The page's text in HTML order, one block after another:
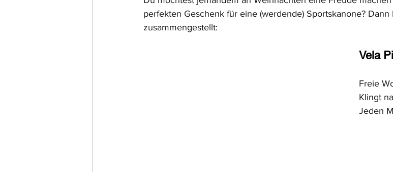
perfekten Geschenk für eine (werdende) Sportskanone?
zusammengestellt:
Vela
Freie
Klingt
Jeden